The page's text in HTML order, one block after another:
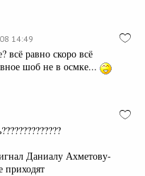
14:49
всё равно скоро всё
шоб не в осмке...
Даниалу Ахметову-
приходят